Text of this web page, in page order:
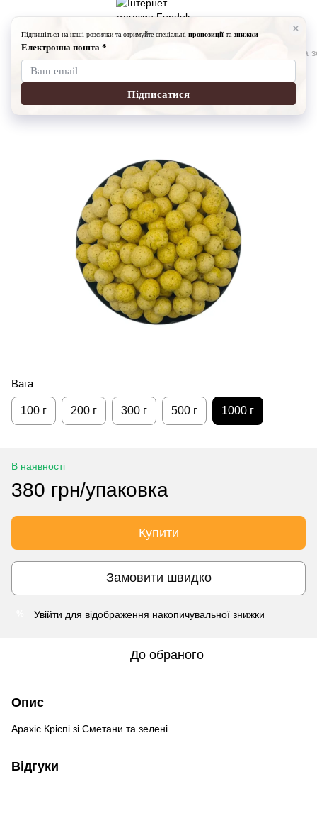
Горішки Горішки Fundukmarket Арахіс Кріспі зі Сметани та
Арахіс Кріспі зі Сметани та зелені
901-26625-5-1000 Написати відгук
Вага
100 г 200 г 300 г 500 г 1000 г
В наявності
380 грн/упаковка
Купити
Замовити швидко
Увійти для відображення накопичувальної знижки
До обраного
Опис
Арахіс Кріспі зі Сметани та зелені
Відгуки